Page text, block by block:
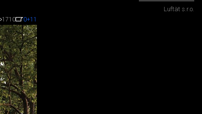
1710 0+11
Luftät s.r.o.